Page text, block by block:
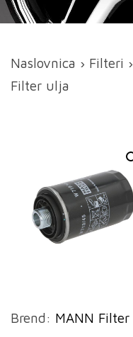
Naslovnica › Filteri ›
Filter ulja
Brend: MANN Filter